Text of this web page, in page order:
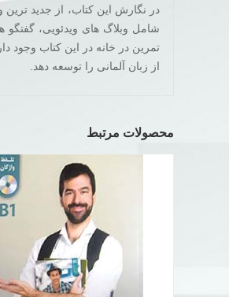
در نگارش این کتاب، از جدید ترین
شامل وبلاگ های ویدئویی،
تمرین در خانه در این کتاب وجود
از زبان آلمانی را توسعه دهد.
محصولات مرتبط